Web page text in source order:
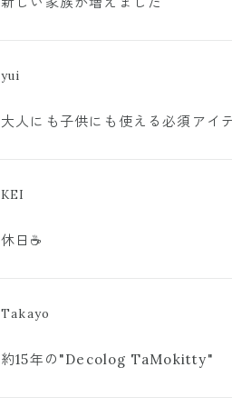
yui
大人にも子供にも使える必須アイ
KEI
休日☕️
Takayo
約15年の"Decolog TaMokitty"